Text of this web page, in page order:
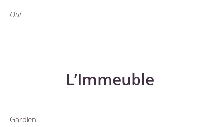
Oui
L’Immeuble
Gardien